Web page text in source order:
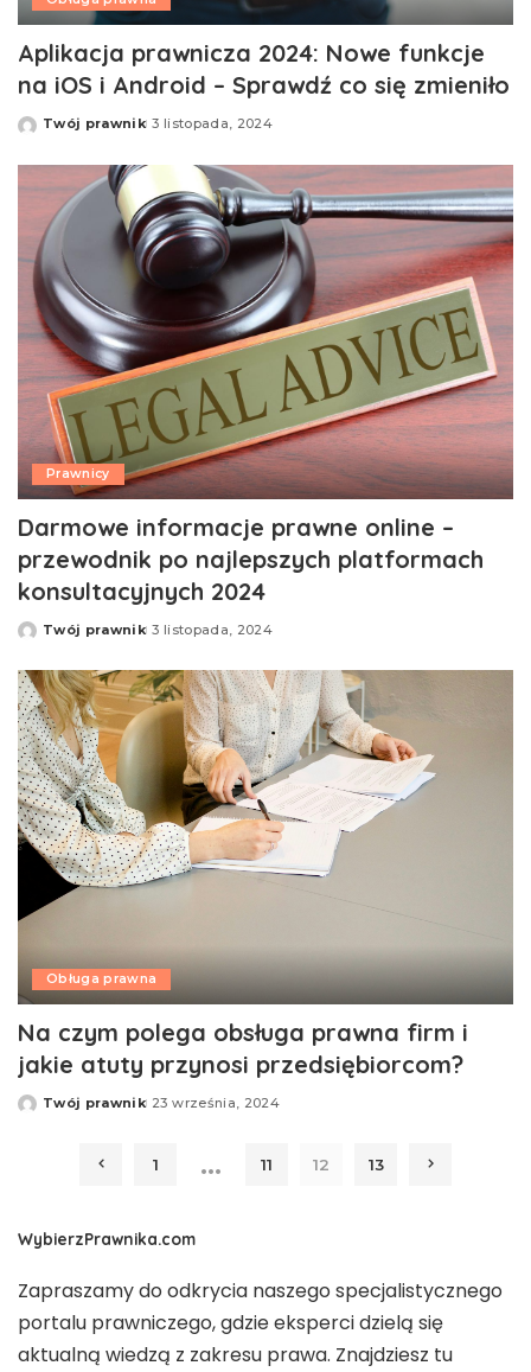
Aplikacja prawnicza 2024: Nowe funkcje
na iOS i Android – Sprawdź co się zmieniło
Opublikowane
Twój prawnik 3 listopada, 2024
Prawnicy
Darmowe informacje prawne online –
przewodnik po najlepszych platformach
konsultacyjnych 2024
Opublikowane
Twój prawnik 3 listopada, 2024
Obługa prawna
Na czym polega obsługa prawna firm i
jakie atuty przynosi przedsiębiorcom?
Opublikowane
Twój prawnik 23 września, 2024
1 … 11 12 13
WybierzPrawnika.com
Zapraszamy do odkrycia naszego specjalistycznego
portalu prawniczego, gdzie eksperci dzielą się
aktualną wiedzą z zakresu prawa. Znajdziesz tu